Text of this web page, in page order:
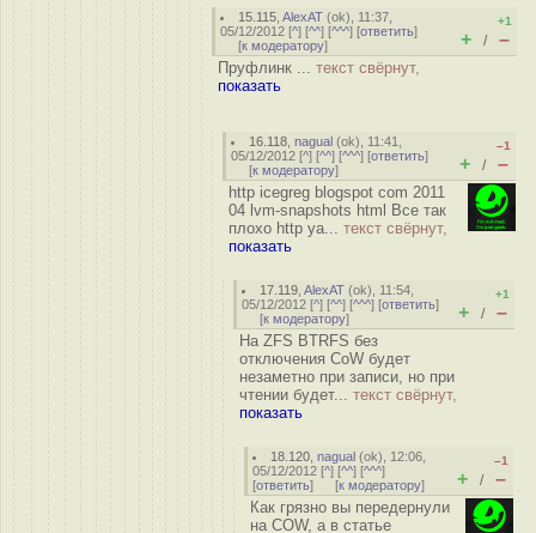
15.115 ,AlexAT (ok), 11:37,
05/12/2012 [^] [^^] [^^^] [ответить]
[к модератору]
+1
+ / –
Пруфлинк ... текст свёрнут,
показать
16.118 ,nagual (ok), 11:41,
05/12/2012 [^] [^^] [^^^] [ответить]
[к модератору]
–1
+ / –
http icegreg blogspot com 2011
04 lvm-snapshots html Все так
плохо http ya... текст свёрнут,
показать
17.119 ,AlexAT (ok), 11:54,
05/12/2012 [^] [^^] [^^^] [ответить]
[к модератору]
+1
+ / –
На ZFS BTRFS без
отключения СoW будет
незаметно при записи, но при
чтении будет... текст свёрнут,
показать
18.120 ,nagual (ok), 12:06,
05/12/2012 [^] [^^] [^^^]
[ответить] [к модератору]
–1
+ / –
Как грязно вы передернули
на COW, а в статье